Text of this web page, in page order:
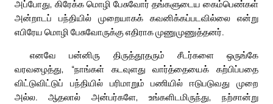
அப்போது, கிரேக்க மொழி பேசுவோர் தங்களுடைய கைம்பெண்கள்
அன்றாடப் பந்தியில் முறையாகக் கவனிக்கப்படவில்லை என்று
எபிரேய மொழி பேசுவோருக்கு எதிராக முணுமுணுத்தனர்.
எனவே பன்னிரு திருத்தூதரும் சீடர்களை ஒருங்கே
வரவழைத்து, “நாங்கள் கடவுளது வார்த்தையைக் கற்பிப்பதை
விட்டுவிட்டுப் பந்தியில் பரிமாறும் பணியில் ஈடுபடுவது முறை
அல்ல. ஆதலால் அன்பர்களே, உங்களிடமிருந்து, நற்சான்று